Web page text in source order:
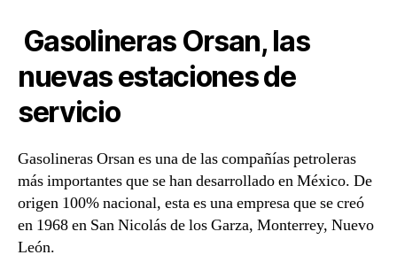
Gasolineras Orsan, las
nuevas estaciones de
servicio
Gasolineras Orsan es una de las compañías petroleras
más importantes que se han desarrollado en México. De
origen 100% nacional, esta es una empresa que se creó
en 1968 en San Nicolás de los Garza, Monterrey, Nuevo
León.